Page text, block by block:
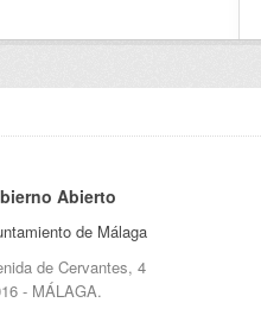
Abierto
de Málaga
de Cervantes, 4
- MÁLAGA.